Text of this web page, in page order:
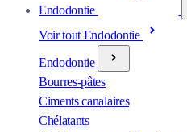
Endodontie
Voir tout Endodontie
Endodontie
Bourres-pâtes
Ciments canalaires
Chélatants